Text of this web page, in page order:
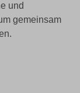
und
gemeinsam